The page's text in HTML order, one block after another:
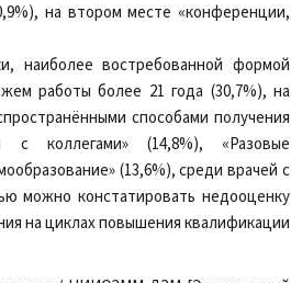
на втором месте «конференции,
наиболее востребованной формой
работы более 21 года (30,7%), на
способами получения
с коллегами» (14,8%), «Разовые
(13,6%), среди врачей с
можно констатировать недооценку
на циклах повышения квалификации